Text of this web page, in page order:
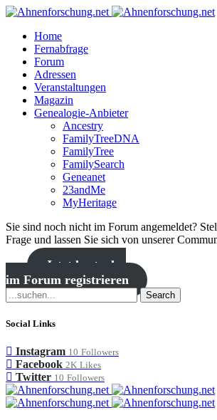
Home
Fernabfrage
Forum
Adressen
Veranstaltungen
Magazin
Genealogie-Anbieter
Ancestry
FamilyTreeDNA
FamilyTree
FamilySearch
Geneanet
23andMe
MyHeritage
Sie sind noch nicht im Forum angemeldet?
Frage und lassen Sie sich von unserer
Jetzt kostenlos
im Forum registrieren
Search
Social Links
Instagram 10 Followers
Facebook 2K Likes
Twitter 10 Followers